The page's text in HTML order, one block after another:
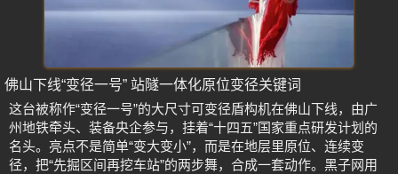
佛山下线“变径一号” 站隧一体化原位变径关键词
这台被称作“变径一号”的大尺寸可变径盾构机在佛山下线，由广
州地铁牵头、装备央企参与，挂着“十四五”国家重点研发计划的
名头。亮点不是简单“变大变小”，而是在地层里原位、连续变
径，把“先掘区间再挖车站”的两步舞，合成一套动作。黑子网用